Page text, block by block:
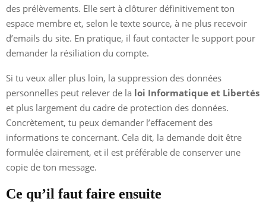
des prélèvements. Elle sert à clôturer définitivement ton
espace membre et, selon le texte source, à ne plus recevoir
d’emails du site. En pratique, il faut contacter le support pour
demander la résiliation du compte.
Si tu veux aller plus loin, la suppression des données
personnelles peut relever de la loi Informatique et Libertés
et plus largement du cadre de protection des données.
Concrètement, tu peux demander l’effacement des
informations te concernant. Cela dit, la demande doit être
formulée clairement, et il est préférable de conserver une
copie de ton message.
Ce qu’il faut faire ensuite